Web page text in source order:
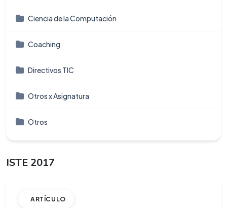
Ciencia de la Computación
Coaching
Directivos TIC
Otros x Asignatura
Otros
ISTE 2017
ARTÍCULO